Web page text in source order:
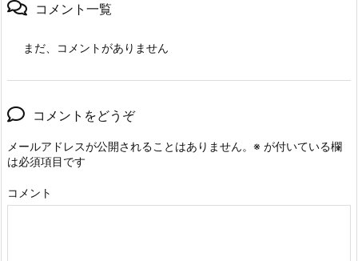
コメント一覧
まだ、コメントがありません
コメントをどうぞ
メールアドレスが公開されることはありません。 ※ が付いている欄
は必須項目です
コメント